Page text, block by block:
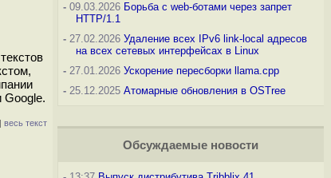
Google.
| весь текст
-09.03.2026 Борьба с web-ботами через запрет
HTTP/1.1
-27.02.2026 Удаление всех IPv6 link-local адресов
на всех сетевых интерфейсах в Linux
-27.01.2026 Ускорение пересборки llama.cpp
-25.12.2025 Атомарные обновления в OSTree
Обсуждаемые новости